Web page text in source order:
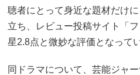
聴者にとって身近な題材だけ
立ち、レビュー投稿サイト「
星2.8点と微妙な評価となってい
同ドラマについて、芸能ジャ